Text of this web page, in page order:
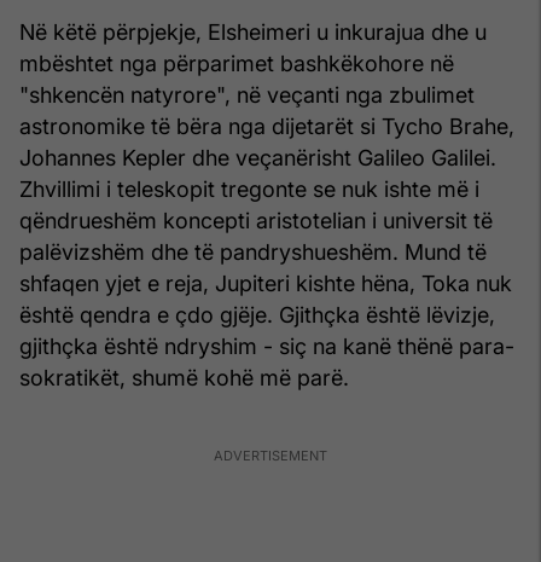
Në këtë përpjekje, Elsheimeri u inkurajua dhe u
mbështet nga përparimet bashkëkohore në
"shkencën natyrore", në veçanti nga zbulimet
astronomike të bëra nga dijetarët si Tycho Brahe,
Johannes Kepler dhe veçanërisht Galileo Galilei.
Zhvillimi i teleskopit tregonte se nuk ishte më i
qëndrueshëm koncepti aristotelian i universit të
palëvizshëm dhe të pandryshueshëm. Mund të
shfaqen yjet e reja, Jupiteri kishte hëna, Toka nuk
është qendra e çdo gjëje. Gjithçka është lëvizje,
gjithçka është ndryshim - siç na kanë thënë para-
sokratikët, shumë kohë më parë.